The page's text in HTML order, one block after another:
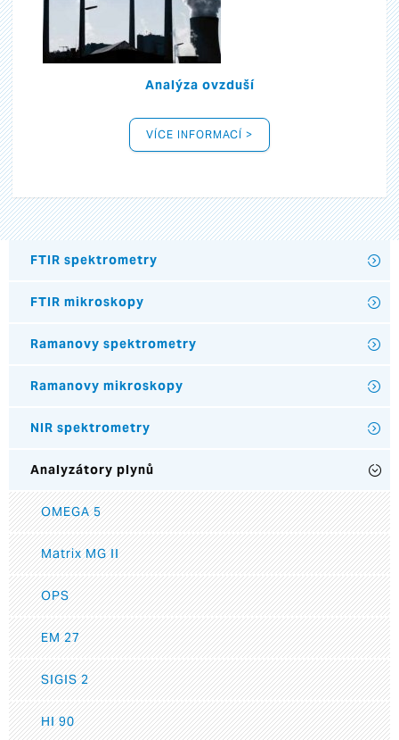
Analýza ovzduší
VÍCE INFORMACÍ >
FTIR spektrometry
FTIR mikroskopy
Ramanovy spektrometry
Ramanovy mikroskopy
NIR spektrometry
Analyzátory plynů
OMEGA 5
Matrix MG II
OPS
EM 27
SIGIS 2
HI 90